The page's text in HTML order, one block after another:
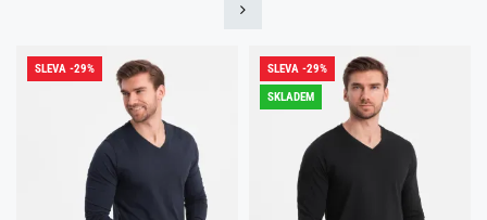
SLEVA -29%
SLEVA -29%
SKLADEM